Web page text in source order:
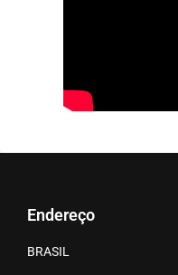
Endereço
BRASIL